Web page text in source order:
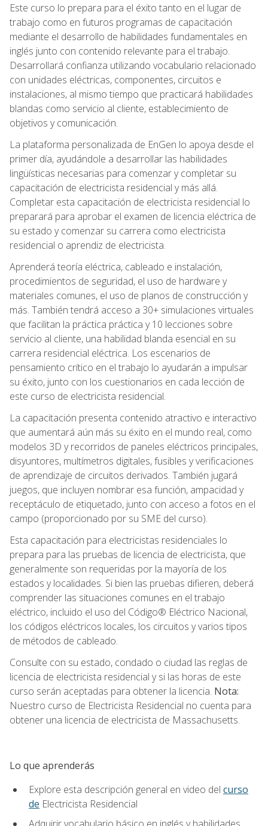
Este curso lo prepara para el éxito tanto en el lugar de
trabajo como en futuros programas de capacitación
mediante el desarrollo de habilidades fundamentales en
inglés junto con contenido relevante para el trabajo.
Desarrollará confianza utilizando vocabulario relacionado
con unidades eléctricas, componentes, circuitos e
instalaciones, al mismo tiempo que practicará habilidades
blandas como servicio al cliente, establecimiento de
objetivos y comunicación.
La plataforma personalizada de EnGen lo apoya desde el
primer día, ayudándole a desarrollar las habilidades
lingüísticas necesarias para comenzar y completar su
capacitación de electricista residencial y más allá.
Completar esta capacitación de electricista residencial lo
preparará para aprobar el examen de licencia eléctrica de
su estado y comenzar su carrera como electricista
residencial o aprendiz de electricista.
Aprenderá teoría eléctrica, cableado e instalación,
procedimientos de seguridad, el uso de hardware y
materiales comunes, el uso de planos de construcción y
más. También tendrá acceso a 30+ simulaciones virtuales
que facilitan la práctica práctica y 10 lecciones sobre
servicio al cliente, una habilidad blanda esencial en su
carrera residencial eléctrica. Los escenarios de
pensamiento crítico en el trabajo lo ayudarán a impulsar
su éxito, junto con los cuestionarios en cada lección de
este curso de electricista residencial.
La capacitación presenta contenido atractivo e interactivo
que aumentará aún más su éxito en el mundo real, como
modelos 3D y recorridos de paneles eléctricos principales,
disyuntores, multímetros digitales, fusibles y verificaciones
de aprendizaje de circuitos derivados. También jugará
juegos, que incluyen nombrar esa función, ampacidad y
receptáculo de etiquetado, junto con acceso a fotos en el
campo (proporcionado por su SME del curso).
Esta capacitación para electricistas residenciales lo
prepara para las pruebas de licencia de electricista, que
generalmente son requeridas por la mayoría de los
estados y localidades. Si bien las pruebas difieren, deberá
comprender las situaciones comunes en el trabajo
eléctrico, incluido el uso del Código® Eléctrico Nacional,
los códigos eléctricos locales, los circuitos y varios tipos
de métodos de cableado.
Consulte con su estado, condado o ciudad las reglas de
licencia de electricista residencial y si las horas de este
curso serán aceptadas para obtener la licencia. Nota:
Nuestro curso de Electricista Residencial no cuenta para
obtener una licencia de electricista de Massachusetts.
Lo que aprenderás
Explore esta descripción general en video del curso
de Electricista Residencial
Adquirir vocabulario básico en inglés y habilidades